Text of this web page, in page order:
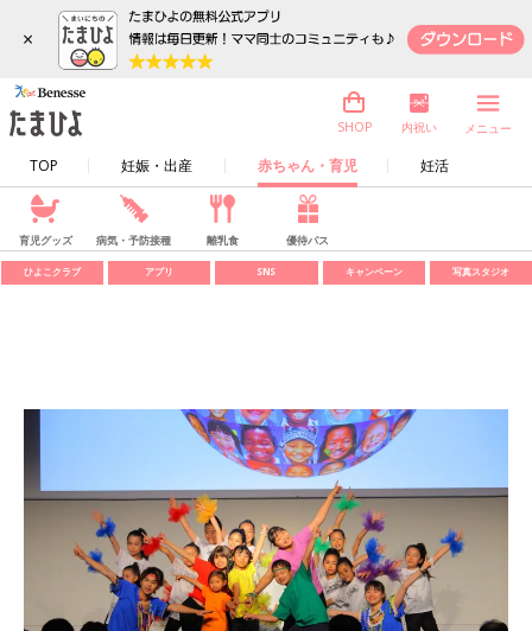
×
TOP 妊娠・出産 赤ちゃん・育児 妊活
SHOP 内祝い メニュー
育児グッズ 病気・予防接種 離乳食 優待パス
ひよこクラブ アプリ SNS キャンペーン 写真スタジオ